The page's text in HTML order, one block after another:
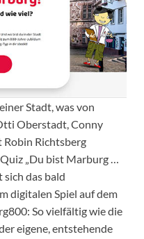
Stadt, was von
Oberstadt, Conny
Robin Richtsberg
„Du bist Marburg …
sich das bald
digitalen Spiel auf dem
So vielfältig wie die
eigene, entstehende